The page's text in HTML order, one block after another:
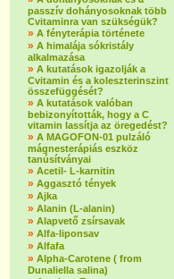
passzív dohányosoknak több
Cvitaminra van szükségük?
» A fényterápia története
» A himalája sókristály
alkalmazása
» A kutatások igazolják a
Cvitamin és a koleszterinszint
összefüggését?
» A kutatások valóban
bebizonyították, hogy a C
vitamin lassítja az öregedést?
» A MAGOFON-01 pulzáló
mágnesterápiás eszköz
tanúsítványai
» Acetil- L-karnitin
» Aggasztó tények
» Ajka
» Alanin (L-alanin)
» Alapvető zsírsavak
» Alfa-liponsav
» Alfafa
» Alpha-Carotene ( from
Dunaliella salina)